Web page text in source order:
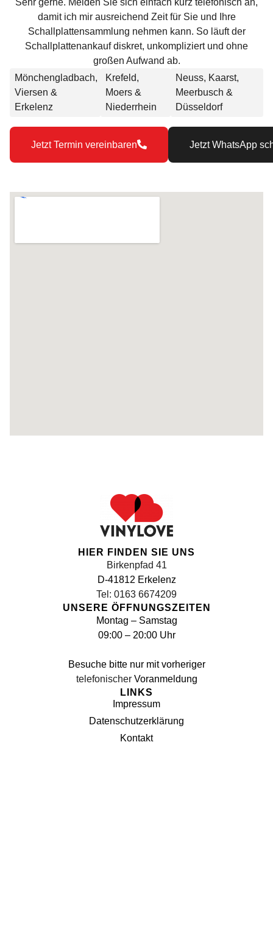
damit ich mir ausreichend Zeit für Sie und Ihre
Schallplattensammlung nehmen kann. So läuft der
Schallplattenankauf diskret, unkompliziert und ohne
großen Aufwand ab.
Mönchengladbach,
Viersen &
Erkelenz
Krefeld,
Moers &
Niederrhein
Neuss, Kaarst,
Meerbusch &
Düsseldorf
Jetzt Termin vereinbaren Jetzt WhatsApp
HIER FINDEN SIE UNS
Birkenpfad 41
D-41812 Erkelenz
Tel: 0163 6674209
UNSERE ÖFFNUNGSZEITEN
Montag – Samstag
09:00 – 20:00 Uhr
Besuche bitte nur mit vorheriger
telefonischerVoranmeldung
LINKS
Impressum
Datenschutzerklärung
Kontakt